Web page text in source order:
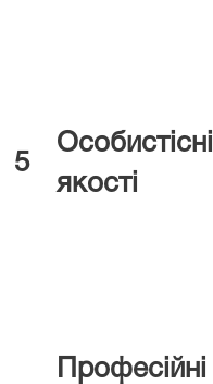
5
Особистісні
якості